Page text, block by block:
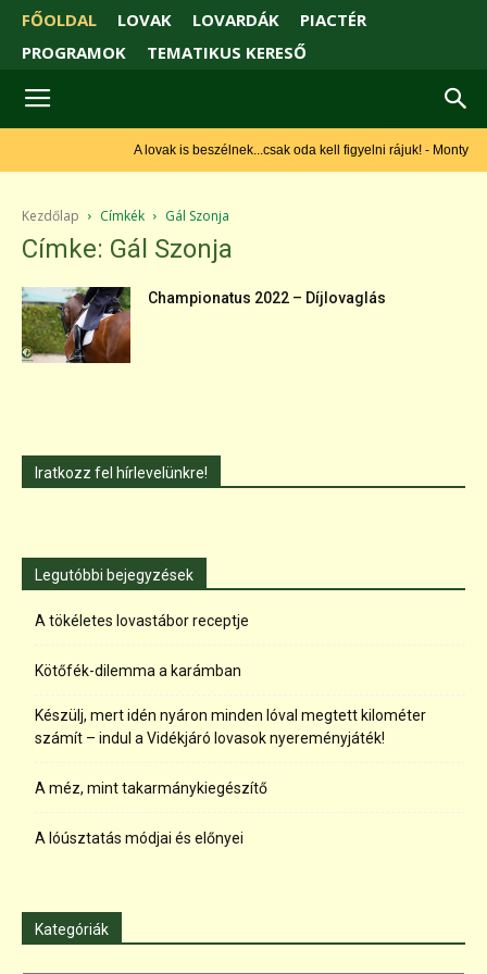
FŐOLDAL LOVAK LOVARDÁK
PIACTÉR
PROGRAMOK
TEMATIKUS KERESŐ
A lovak is beszélnek...csak oda kell figyelni rájuk! - Monty Roberts
Kezdőlap Címkék Gál Szonja
Címke: Gál Szonja
Championatus 2022 – Díjlovaglás
Iratkozz fel hírlevelünkre!
Legutóbbi bejegyzések
A tökéletes lovastábor receptje
Kötőfék-dilemma a karámban
Készülj, mert idén nyáron minden lóval megtett kilométer
számít – indul a Vidékjáró lovasok nyereményjáték!
A méz, mint takarmánykiegészítő
A lóúsztatás módjai és előnyei
Kategóriák